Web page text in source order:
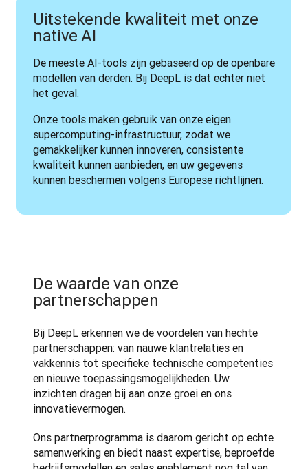
Uitstekende kwaliteit met onze
native AI
De meeste AI-tools zijn gebaseerd op de openbare
modellen van derden. Bij DeepL is dat echter niet
het geval.
Onze tools maken gebruik van onze eigen
supercomputing-infrastructuur, zodat we
gemakkelijker kunnen innoveren, consistente
kwaliteit kunnen aanbieden, en uw gegevens
kunnen beschermen volgens Europese richtlijnen.
De waarde van onze
partnerschappen
Bij DeepL erkennen we de voordelen van hechte
partnerschappen: van nauwe klantrelaties en
vakkennis tot specifieke technische competenties
en nieuwe toepassingsmogelijkheden. Uw
inzichten dragen bij aan onze groei en ons
innovatievermogen.
Ons partnerprogramma is daarom gericht op echte
samenwerking en biedt naast expertise, beproefde